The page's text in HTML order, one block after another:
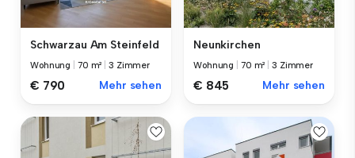
Schwarzau Am Steinfeld
Wohnung 70 m² |3 Zimmer
€ 790 Mehr sehen
Neunkirchen
Wohnung 70 m² |3 Zimmer
€ 845 Mehr sehen